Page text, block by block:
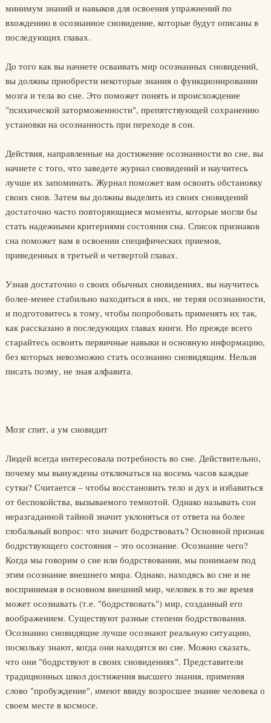
минимум знаний и навыков для освоения упражнений по
вхождению в осознанное сновидение, которые будут описаны в
последующих главах.
До того как вы начнете осваивать мир осознанных сновидений,
вы должны приобрести некоторые знания о функционировании
мозга и тела во сне. Это поможет понять и происхождение
"психической заторможенности", препятствующей сохранению
установки на осознанность при переходе в сон.
Действия, направленные на достижение осознанности во сне, вы
начнете с того, что заведете журнал сновидений и научитесь
лучше их запоминать. Журнал поможет вам освоить обстановку
своих снов. Затем вы должны выделить из своих сновидений
достаточно часто повторяющиеся моменты, которые могли бы
стать надежными критериями состояния сна. Список признаков
сна поможет вам в освоении специфических приемов,
приведенных в третьей и четвертой главах.
Узнав достаточно о своих обычных сновидениях, вы научитесь
более-менее стабильно находиться в них, не теряя осознанности,
и подготовитесь к тому, чтобы попробовать применять их так,
как рассказано в последующих главах книги. Но прежде всего
старайтесь освоить первичные навыки и основную информацию,
без которых невозможно стать осознанно сновидящим. Нельзя
писать поэму, не зная алфавита.
Мозг спит, а ум сновидит
Людей всегда интересовала потребность во сне. Действительно,
почему мы вынуждены отключаться на восемь часов каждые
сутки? Считается – чтобы восстановить тело и дух и избавиться
от беспокойства, вызываемого темнотой. Однако называть сон
неразгаданной тайной значит уклоняться от ответа на более
глобальный вопрос: что значит бодрствовать? Основной признак
бодрствующего состояния – это осознание. Осознание чего?
Когда мы говорим о сне или бодрствовании, мы понимаем под
этим осознание внешнего мира. Однако, находясь во сне и не
воспринимая в основном внешний мир, человек в то же время
может осознавать (т.е. "бодрствовать") мир, созданный его
воображением. Существуют разные степени бодрствования.
Осознанно сновидящие лучше осознают реальную ситуацию,
поскольку знают, когда они находятся во сне. Можно сказать,
что они "бодрствуют в своих сновидениях". Представители
традиционных школ достижения высшего знания, применяя
слово "пробуждение", имеют ввиду возросшее знание человека о
своем месте в космосе.